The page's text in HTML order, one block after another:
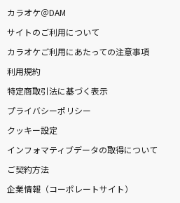
アマデウス
渇望
CiON
[生音]芽ぐみの雨
やなぎなぎ
[生音]駅
山川豊
カラオケ＠DAM
サイトのご利用について
カラオケご利用にあたっての注意事項
利用規約
特定商取引法に基づく表示
プライバシーポリシー
クッキー設定
インフォマティブデータの取得について
ご契約方法
企業情報（コーポレートサイト）